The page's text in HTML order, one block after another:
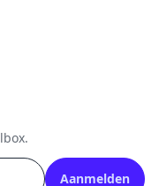
Aanmelden